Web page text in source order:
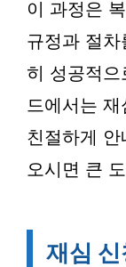
이 과정은
규정과 절
히 성공적
드에서는
친절하게
오시면 큰
재심